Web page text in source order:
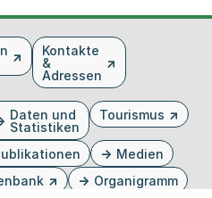
Kontakte
&
Adressen
Daten und
Statistiken
Tourismus
Medien
Organigramm